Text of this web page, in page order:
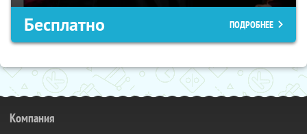
Бесплатно ПОДРОБНЕЕ
Компания